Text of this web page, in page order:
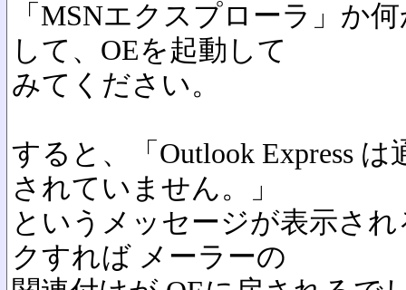
「MSNエクスプローラ」か
して、OEを起動して
みてください。
すると、「Outlook Express
されていません。」
というメッセージが表示さ
クすれば メーラーの